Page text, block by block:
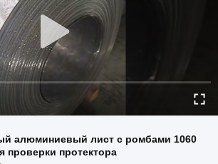
алюминиевый лист с ромбами 1060
проверки протектора